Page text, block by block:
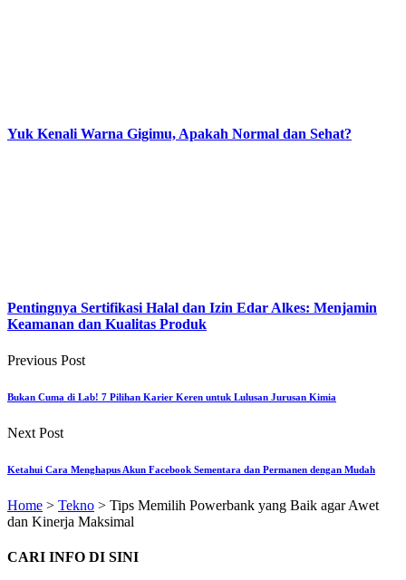
Yuk Kenali Warna Gigimu, Apakah Normal dan Sehat?
Pentingnya Sertifikasi Halal dan Izin Edar Alkes: Menjamin
Keamanan dan Kualitas Produk
Previous Post
Bukan Cuma di Lab! 7 Pilihan Karier Keren untuk Lulusan Jurusan Kimia
Next Post
Ketahui Cara Menghapus Akun Facebook Sementara dan Permanen dengan Mudah
Home > Tekno > Tips Memilih Powerbank yang Baik agar Awet
dan Kinerja Maksimal
CARI INFO DI SINI